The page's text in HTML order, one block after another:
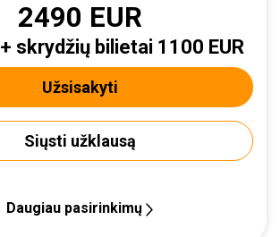
2490 EUR
+ skrydžių bilietai 1100 EUR
Užsisakyti
Siųsti užklausą
Daugiau pasirinkimų